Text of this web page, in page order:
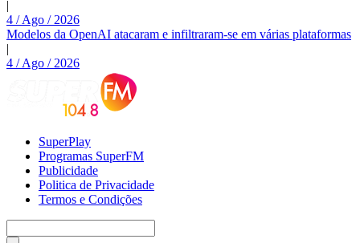
|
4 / Ago / 2026
Modelos da OpenAI atacaram e infiltraram-se em várias plataformas
|
4 / Ago / 2026
SuperPlay
Programas SuperFM
Publicidade
Politica de Privacidade
Termos e Condições